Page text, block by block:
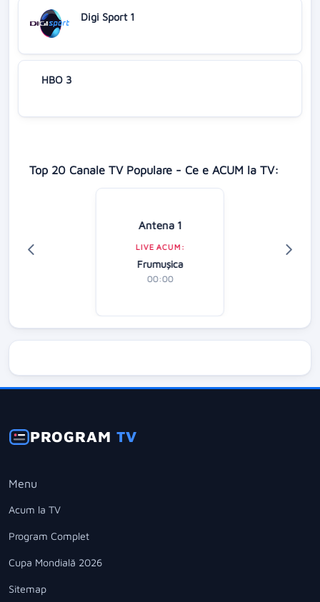
Digi Sport 1
HBO 3
Top 20 Canale TV Populare - Ce e ACUM la TV:
Antena 1
LIVE ACUM:
Frumușica
00:00
PROGRAMTV
Menu
Acum la TV
Program Complet
Cupa Mondială 2026
Sitemap